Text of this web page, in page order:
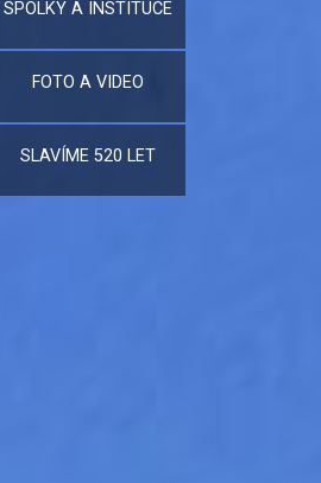
SPOLKY A INSTITUCE
FOTO A VIDEO
SLAVÍME 520 LET